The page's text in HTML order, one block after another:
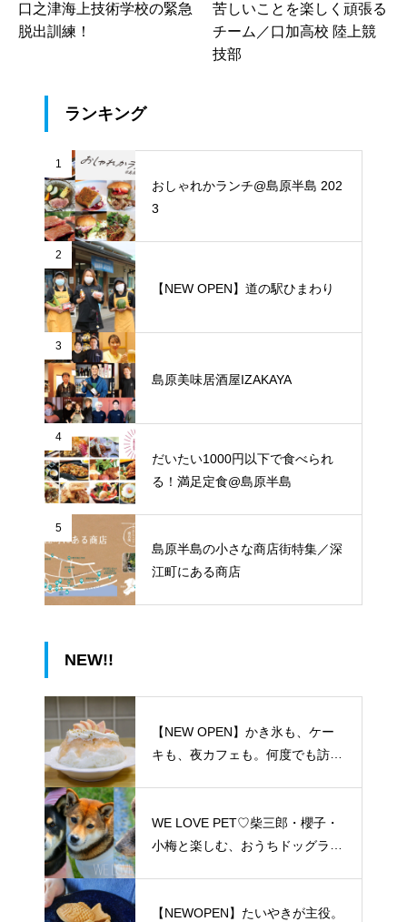
口之津海上技術学校の緊急
脱出訓練！
苦しいことを楽しく頑張る
チーム／口加高校 陸上競
技部
ランキング
1
おしゃれかランチ@島原半島 202
3
2
【NEW OPEN】道の駅ひまわり
3
島原美味居酒屋IZAKAYA
4
だいたい1000円以下で食べられ
る！満足定食@島原半島
5
島原半島の小さな商店街特集／深
江町にある商店
NEW!!
【NEW OPEN】かき氷も、ケー
キも、夜カフェも。何度でも訪れ
WE LOVE PET♡柴三郎・櫻子・
小梅と楽しむ、おうちドッグラン
【NEWOPEN】たいやきが主役。